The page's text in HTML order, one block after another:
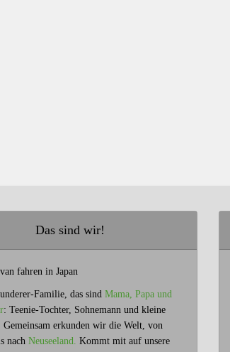
Das sind wir!
Familie, das sind Mama, Papa und
: Teenie-Tochter, Sohnemann und kleine
Gemeinsam erkunden wir die Welt, von
nach Neuseeland. Kommt mit auf unsere